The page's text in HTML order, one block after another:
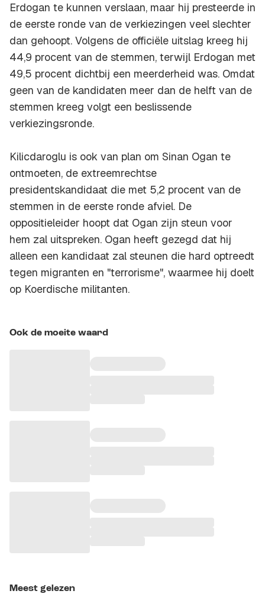
Erdogan te kunnen verslaan, maar hij presteerde in
de eerste ronde van de verkiezingen veel slechter
dan gehoopt. Volgens de officiële uitslag kreeg hij
44,9 procent van de stemmen, terwijl Erdogan met
49,5 procent dichtbij een meerderheid was. Omdat
geen van de kandidaten meer dan de helft van de
stemmen kreeg volgt een beslissende
verkiezingsronde.
Kilicdaroglu is ook van plan om Sinan Ogan te
ontmoeten, de extreemrechtse
presidentskandidaat die met 5,2 procent van de
stemmen in de eerste ronde afviel. De
oppositieleider hoopt dat Ogan zijn steun voor
hem zal uitspreken. Ogan heeft gezegd dat hij
alleen een kandidaat zal steunen die hard optreedt
tegen migranten en "terrorisme", waarmee hij doelt
op Koerdische militanten.
Ook de moeite waard
Meest gelezen